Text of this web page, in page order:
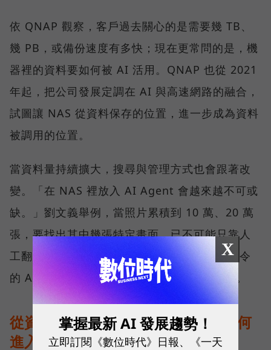
依 QNAP 觀察，客戶過去關心的是需要幾 TB、
幾 PB，或備份速度有多快；現在更常問的是，機
器裡的資料要如何被 AI 活用。QNAP 也從 2021
年起，把公司發展定調在 AI 與高速網路的融合，
試圖讓 NAS 從資料保存的位置，進一步成為資料
被調用的位置。
當資料量持續擴大，搜尋與管理方式也會跟著改
變。「在 NAS 裡放入 AI Agent 會越來越不可或
缺。」劉文義舉例，當照片累積到 10 萬、20 萬
張，要找出其中幾張特定畫面，已不可能只靠人
工翻找。此時，能理解內容、接受自然語言指令
的 AI 工具，會從加分功能逐漸變成必要條件。
從資料治理到地端推論：AI NAS 如何
進入企業工作流？
X
掌握最新 AI 發展趨勢！
立即訂閱《數位時代》日報、《一天